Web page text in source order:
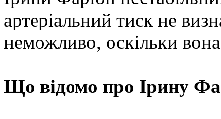
артеріальний тиск не
неможливо, оскільки
Що відомо про Ірину